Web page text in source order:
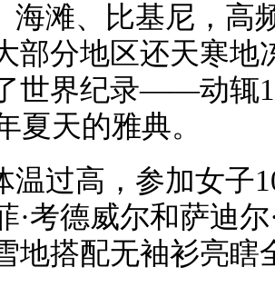
海滩、比基尼，高
部分地区还天寒地
世界纪录——动辄
夏天的雅典。
温过高，参加女子
·考德威尔和萨迪
地搭配无袖衫亮瞎